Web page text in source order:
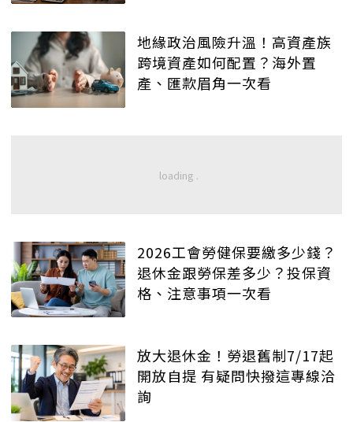
地緣政治風險升溫！高資產族
跨境資產如何配置？海外置
產、匯款眉角一次看
2026工會勞健保要繳多少錢？
退休金跟勞保差多少？投保資
格、注意事項一次看
放大退休金！勞退舊制7/17起
開放自提 有疑問快撥這專線洽
詢